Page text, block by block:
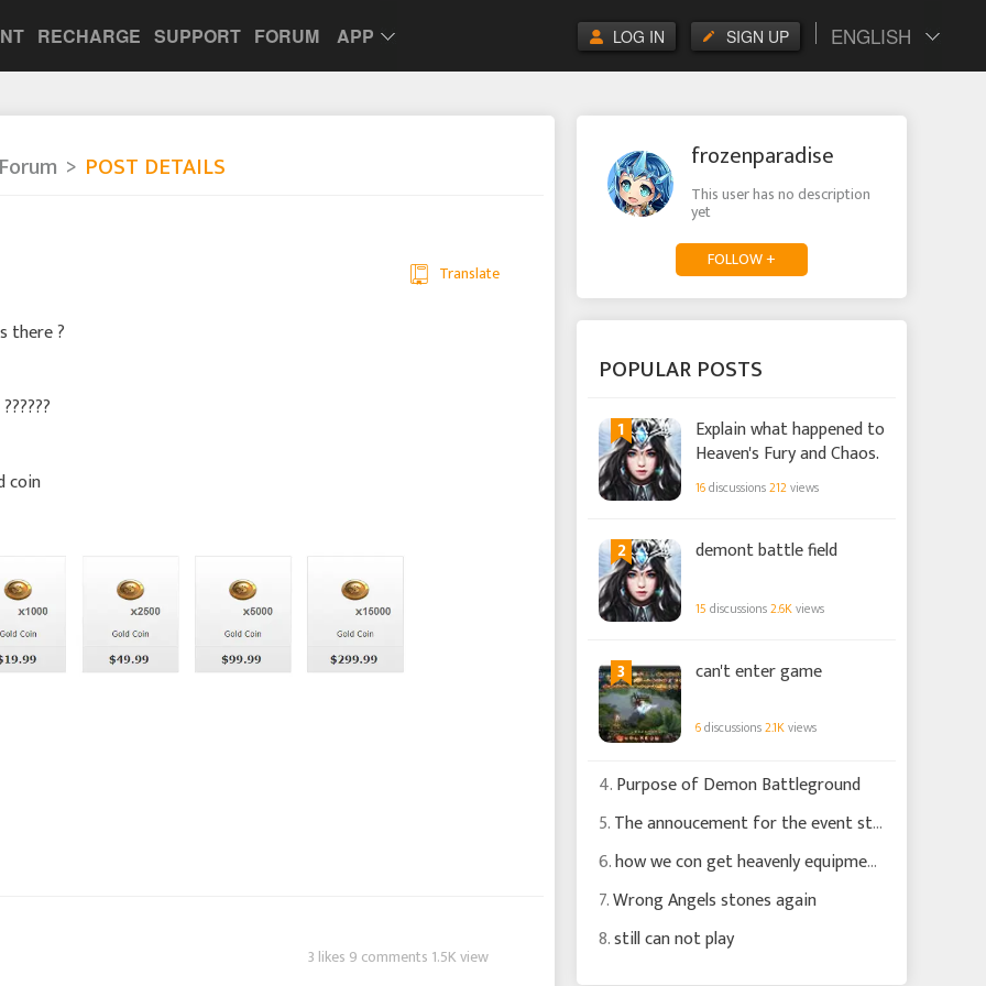
RECHARGE SUPPORT FORUM APP ENGLISH
SIGN UP
LOG IN
POST DETAILS
Translate
there ?
coin
3 likes 9 comments 1.5K view
frozenparadise
This user has no description
yet
FOLLOW +
POPULAR POSTS
1
Explain what happened to
Heaven's Fury and Chaos.
16discussions212views
2 demont battle field
15 discussions2.6Kviews
3 can't enter game
6discussions2.1Kviews
4.Purpose of Demon Battleground
5.The annoucement for the event states that the spins will cost 40 gold but you are charging 50 gold for spin
6.how we con get heavenly equipment's or make them
7.Wrong Angels stones again
8.still can not play